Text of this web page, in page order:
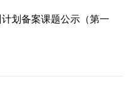
划备案课题公示（第一